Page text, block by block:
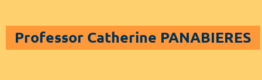
Professor Catherine PANABIERES